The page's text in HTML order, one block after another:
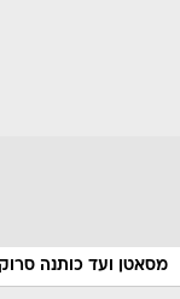
מסאטן ועד כותנה